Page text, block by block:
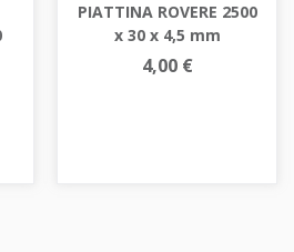
PIATTINA ROVERE 2500
x 30 x 4,5 mm
4,00 €